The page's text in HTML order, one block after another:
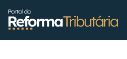
conteúdo